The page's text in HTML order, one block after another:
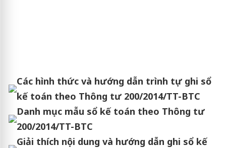
Các hình thức và hướng dẫn trình tự ghi sổ
kế toán theo Thông tư 200/2014/TT-BTC
Danh mục mẫu sổ kế toán theo Thông tư
200/2014/TT-BTC
Giải thích nội dung và hướng dẫn ghi sổ kế